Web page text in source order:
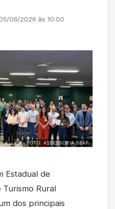
06/2026 às 10:00
FOTO: ASSESSORIA SEAF
Estadual de
Turismo Rural
dos principais